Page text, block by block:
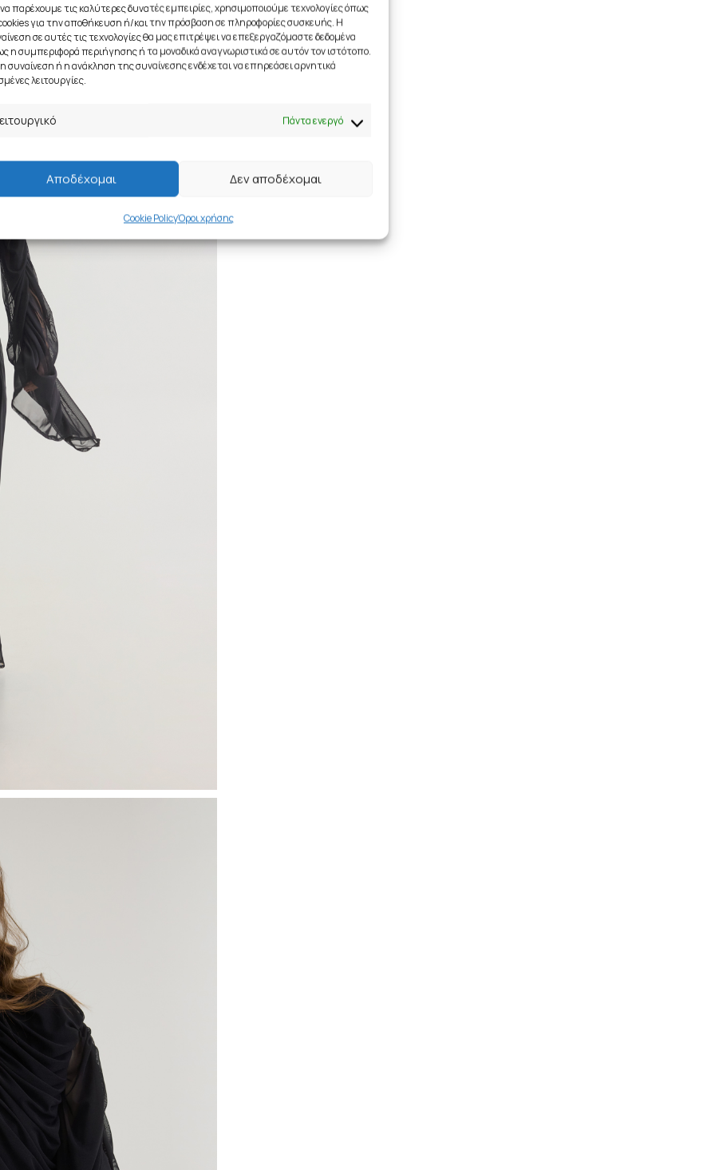
να παρέχουμε τις καλύτερες δυνατές εμπειρίες, χρησιμοποιούμε τεχνολογίες όπως
για την αποθήκευση ή/και την πρόσβαση σε πληροφορίες συσκευής. Η
σε αυτές τις τεχνολογίες θα μας επιτρέψει να επεξεργαζόμαστε δεδομένα
η συμπεριφορά περιήγησης ή τα μοναδικά αναγνωριστικά σε αυτόν τον ιστότοπο.
συναίνεση ή η ανάκληση της συναίνεσης ενδέχεται να επηρεάσει αρνητικά
λειτουργίες.
Πάντα ενεργό
Αποδέχομαι Δεν αποδέχομαι
Cookie PolicyΌροι χρήσης